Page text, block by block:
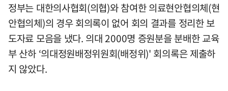
정부는 대한의사협회(의협)와 참여한 의료현안협의체(현
안협의체)의 경우 회의록이 없어 회의 결과를 정리한 보
도자료 모음을 냈다. 의대 2000명 증원분을 분배한 교육
부 산하 ‘의대정원배정위원회(배정위)' 회의록은 제출하
지 않았다.